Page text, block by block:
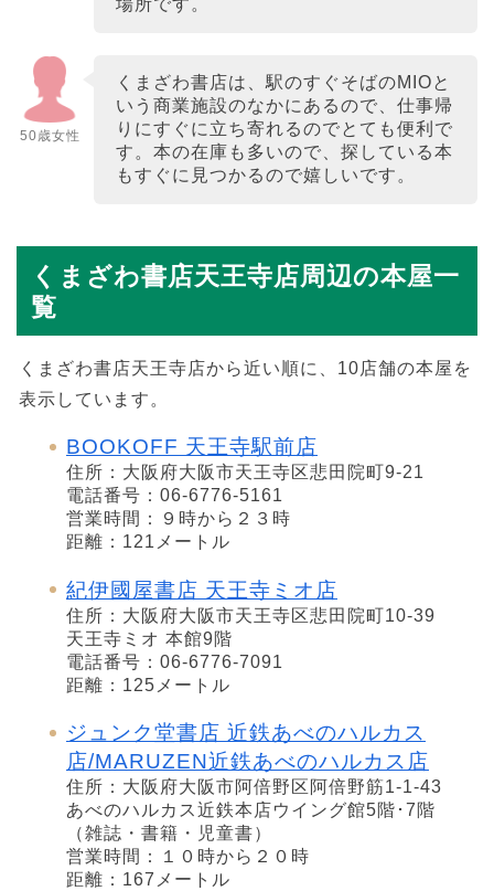
50歳女性
くまざわ書店は、駅のすぐそばのMIOと
いう商業施設のなかにあるので、仕事帰
りにすぐに立ち寄れるのでとても便利で
す。本の在庫も多いので、探している本
もすぐに見つかるので嬉しいです。
くまざわ書店天王寺店周辺の本屋一
覧
くまざわ書店天王寺店から近い順に、10店舗の本屋を
表示しています。
BOOKOFF 天王寺駅前店
住所：大阪府大阪市天王寺区悲田院町9-21
電話番号：06-6776-5161
営業時間：９時から２３時
距離：121メートル
紀伊國屋書店 天王寺ミオ店
住所：大阪府大阪市天王寺区悲田院町10-39
天王寺ミオ 本館9階
電話番号：06-6776-7091
距離：125メートル
ジュンク堂書店 近鉄あべのハルカス
店/MARUZEN近鉄あべのハルカス店
住所：大阪府大阪市阿倍野区阿倍野筋1-1-43
あべのハルカス近鉄本店ウイング館5階･7階
（雑誌・書籍・児童書）
営業時間：１０時から２０時
距離：167メートル